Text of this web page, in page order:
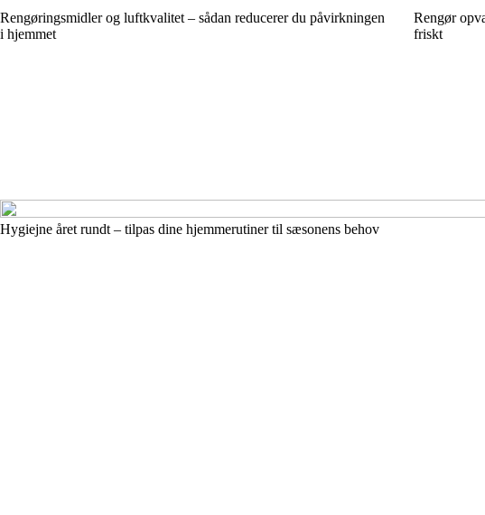
Rengøringsmidler og luftkvalitet – sådan reducerer du påvirkningen
i hjemmet
Rengør
friskt
Hygiejne året rundt – tilpas dine hjemmerutiner til sæsonens behov